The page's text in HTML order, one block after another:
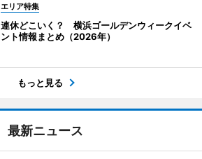
エリア特集
連休どこいく？ 横浜ゴールデンウィークイベ
ント情報まとめ（2026年）
もっと見る
最新ニュース